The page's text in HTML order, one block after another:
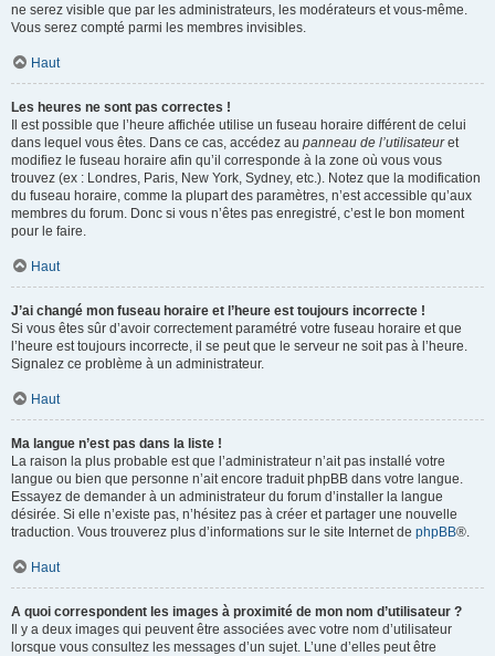
ne serez visible que par les administrateurs, les modérateurs et vous-même.
Vous serez compté parmi les membres invisibles.
Haut
Les heures ne sont pas correctes !
Il est possible que l’heure affichée utilise un fuseau horaire différent de celui
dans lequel vous êtes. Dans ce cas, accédez au panneau de l’utilisateuret
modifiez le fuseau horaire afin qu’il corresponde à la zone où vous vous
trouvez (ex : Londres, Paris, New York, Sydney, etc.). Notez que la modification
du fuseau horaire, comme la plupart des paramètres, n’est accessible qu’aux
membres du forum. Donc si vous n’êtes pas enregistré, c’est le bon moment
pour le faire.
Haut
J’ai changé mon fuseau horaire et l’heure est toujours incorrecte !
Si vous êtes sûr d’avoir correctement paramétré votre fuseau horaire et que
l’heure est toujours incorrecte, il se peut que le serveur ne soit pas à l’heure.
Signalez ce problème à un administrateur.
Haut
Ma langue n’est pas dans la liste !
La raison la plus probable est que l’administrateur n’ait pas installé votre
langue ou bien que personne n’ait encore traduit phpBB dans votre langue.
Essayez de demander à un administrateur du forum d’installer la langue
désirée. Si elle n’existe pas, n’hésitez pas à créer et partager une nouvelle
traduction. Vous trouverez plus d’informations sur le site Internet de phpBB®.
Haut
A quoi correspondent les images à proximité de mon nom d’utilisateur ?
Il y a deux images qui peuvent être associées avec votre nom d’utilisateur
lorsque vous consultez les messages d’un sujet. L’une d’elles peut être